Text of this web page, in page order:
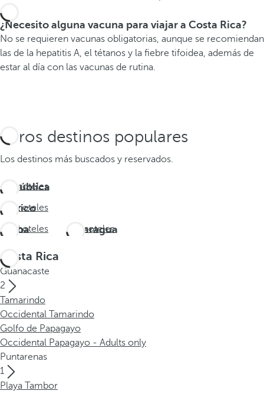
¿Necesito alguna vacuna para viajar a Costa Rica?
No se requieren vacunas obligatorias, aunque se recomiendan
las de la hepatitis A, el tétanos y la fiebre tifoidea, además de
estar al día con las vacunas de rutina.
Otros destinos populares
Los destinos más buscados y reservados.
República
Dominicana
Ver hoteles
México
Ver hoteles
Aruba
Ver hoteles Nicaragua
Ver hoteles
Costa Rica
Guanacaste
2
Tamarindo
Occidental Tamarindo
Golfo de Papagayo
Occidental Papagayo - Adults only
Puntarenas
1
Playa Tambor